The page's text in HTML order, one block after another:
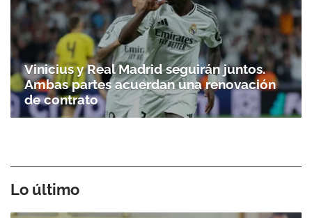
Vinicius y Real Madrid seguirán juntos.
Ambas partes acuerdan una renovación
de contrato
Lo último